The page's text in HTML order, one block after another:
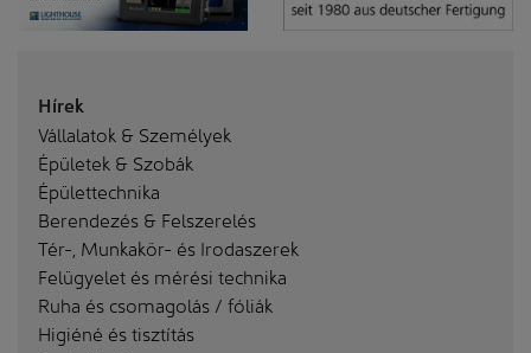
Hírek
Vállalatok & Személyek
Épületek & Szobák
Épülettechnika
Berendezés & Felszerelés
Tér-, Munkakör- és Irodaszerek
Felügyelet és mérési technika
Ruha és csomagolás / fóliák
Higiéné és tisztítás